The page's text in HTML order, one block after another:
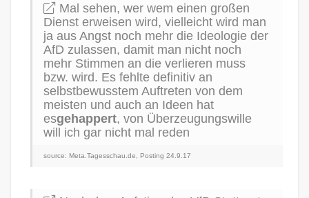
Mal sehen, wer wem einen großen
Dienst erweisen wird, vielleicht wird man
ja aus Angst noch mehr die Ideologie der
AfD zulassen, damit man nicht noch
mehr Stimmen an die verlieren muss
bzw. wird. Es fehlte definitiv an
selbstbewusstem Auftreten von dem
meisten und auch an Ideen hat
esgehappert, von Überzeugungswille
will ich gar nicht mal reden
source: Meta.Tagesschau.de, Posting 24.9.17